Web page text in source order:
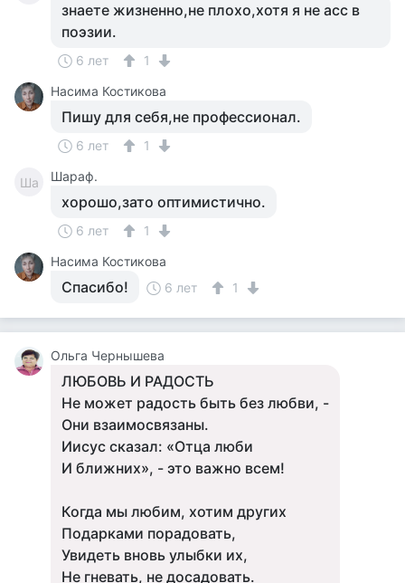
знаете жизненно,не плохо,хотя я не асс в
поэзии.
6 лет
1
Насима Костикова
Пишу для себя,не профессионал.
6 лет 1
Ша Шараф.
хорошо,зато оптимистично.
6 лет
1
Насима Костикова
Спасибо! 6 лет 1
Ольга Чернышева
ЛЮБОВЬ И РАДОСТЬ
Не может радость быть без любви, -
Они взаимосвязаны.
Иисус сказал: «Отца люби
И ближних», - это важно всем!
Когда мы любим, хотим других
Подарками порадовать,
Увидеть вновь улыбки их,
Не гневать, не досадовать.